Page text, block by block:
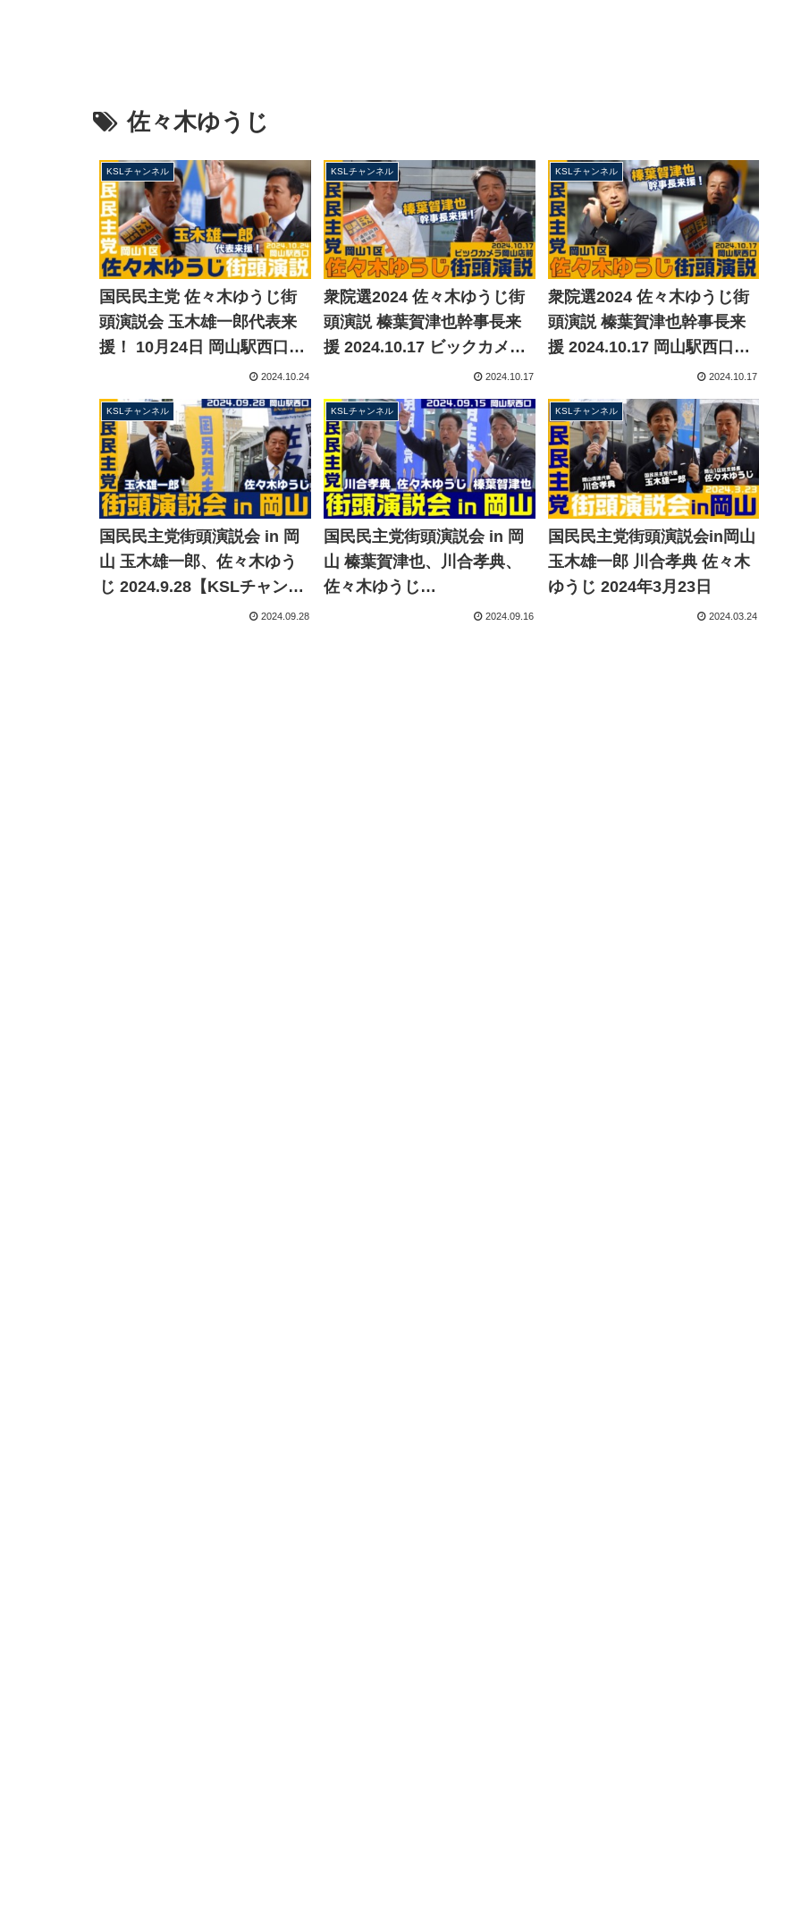
佐々木ゆうじ
KSLチャンネル
国民民主党 佐々木ゆうじ街
頭演説会 玉木雄一郎代表来
援！ 10月24日 岡山駅西口
2024【KSLチャンネル】
2024.10.24
KSLチャンネル
衆院選2024 佐々木ゆうじ街
頭演説 榛葉賀津也幹事長来
援 2024.10.17 ビックカメラ
岡山店前（岡山1区）【KSL
チャンネル】
2024.10.17
KSLチャンネル
衆院選2024 佐々木ゆうじ街
頭演説 榛葉賀津也幹事長来
援 2024.10.17 岡山駅西口
（岡山1区）【KSLチャンネ
ル】
2024.10.17
KSLチャンネル
国民民主党街頭演説会 in 岡
山 玉木雄一郎、佐々木ゆう
じ 2024.9.28【KSLチャンネ
2024.09.28
KSLチャンネル
国民民主党街頭演説会 in 岡
山 榛葉賀津也、川合孝典、
佐々木ゆうじ
2024.9.15【KSLチャンネ2024.09.16
KSLチャンネル
国民民主党街頭演説会in岡山
玉木雄一郎 川合孝典 佐々木
ゆうじ 2024年3月23日
2024.03.24